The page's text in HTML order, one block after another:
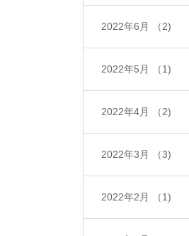
2022年6月 （2)
2022年5月 （1)
2022年4月 （2)
2022年3月 （3)
2022年2月 （1)